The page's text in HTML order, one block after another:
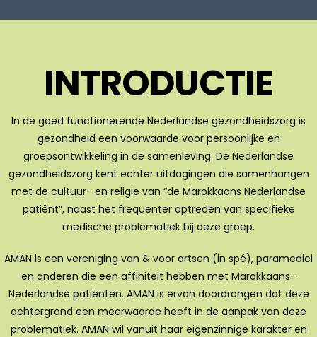
INTRODUCTIE
In de goed functionerende Nederlandse gezondheidszorg is
gezondheid een voorwaarde voor persoonlijke en
groepsontwikkeling in de samenleving. De Nederlandse
gezondheids­zorg kent echter uitdagingen die samenhangen
met de cultuur- en religie van “de Marokkaans Nederland­se
patiënt”, naast het frequenter optreden van specifieke
medische problematiek bij deze groep.
AMAN is een vereniging van & voor artsen (in spé), paramedici
en anderen die een affiniteit hebben met Marokkaans-
Nederlandse patiënten. AMAN is ervan doordrongen dat deze
achtergrond een meerwaarde heeft in de aanpak van deze
problematiek. AMAN wil vanuit haar eigenzinnige karakter en